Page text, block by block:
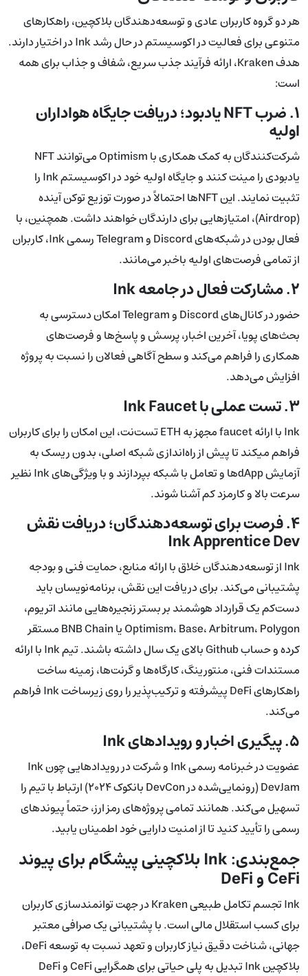
هر دو گروه کاربران عادی و توسعه‌دهندگان بلاکچین، راهکارهای
متنوعی برای فعالیت در اکوسیستم در حال رشد Ink در اختیار دارند.
هدف Kraken، ارائه فرآیند جذب سریع، شفاف و جذاب برای همه
است:
۱. ضرب NFT یادبود؛ دریافت جایگاه هواداران
اولیه
شرکت‌کنندگان به کمک همکاری با Optimism می‌توانند NFT
یادبودی را مینت کنند و جایگاه اولیه خود در اکوسیستم Ink را
تثبیت نمایند. این NFTها احتمالاً در صورت توزیع توکن آینده
(Airdrop)، امتیازهایی برای دارندگان خواهند داشت. همچنین، با
فعال بودن در شبکه‌های Discord و Telegram رسمی Ink، کاربران
از تمامی فرصت‌های اولیه باخبر می‌مانند.
۲. مشارکت فعال در جامعه Ink
حضور در کانال‌های Discord و Telegram امکان دسترسی به
بحث‌های پویا، آخرین اخبار، پرسش و پاسخ‌ها و فرصت‌های
همکاری را فراهم می‌کند و سطح آگاهی فعالان را نسبت به پروژه
افزایش می‌دهد.
۳. تست عملی با Ink Faucet
Ink با ارائه faucet مجهز به ETH تست‌نت، این امکان را برای کاربران
فراهم می‎کند تا پیش از راه‌اندازی شبکه اصلی، بدون ریسک به
آزمایش dAppها و تعامل با شبکه بپردازند و با ویژگی‌های Ink نظیر
سرعت بالا و کارمزد کم آشنا شوند.
۴. فرصت برای توسعه‌دهندگان؛ دریافت نقش
Ink Apprentice Dev
Ink از توسعه‌دهندگان خلاق با ارائه منابع، حمایت فنی و بودجه
پشتیبانی می‌کند. برای دریافت این نقش، برنامه‌نویسان باید
دست‌کم یک قرارداد هوشمند بر بستر زنجیره‌هایی مانند اتریوم،
Optimism، Base، Arbitrum، Polygon یا BNB Chain مستقر
کرده و حساب Github بالای یک سال داشته باشند. تیم Ink با ارائه
مستندات فنی، منتورینگ، کارگاه‌ها و گرنت‌ها، زمینه ساخت
راهکارهای DeFi پیشرفته و ترکیب‌پذیر را روی زیرساخت Ink فراهم
می‌کند.
۵. پیگیری اخبار و رویدادهای Ink
عضویت در خبرنامه رسمی Ink و شرکت در رویدادهایی چون Ink
DevJam (رونمایی‌شده در DevCon بانکوک ۲۰۲۴) ارتباط با تیم را
تسهیل می‌کند. همانند تمامی پروژه‌های رمز ارز، حتماً پیوندهای
رسمی را تأیید کنید تا از امنیت دارایی خود اطمینان یابید.
جمع‌بندی: Ink بلاکچینی پیشگام برای پیوند
CeFi و DeFi
Ink تجسم تکامل طبیعی Kraken در جهت توانمندسازی کاربران
برای کسب استقلال مالی است. با پشتیبانی یک صرافی معتبر
جهانی، شناخت دقیق نیاز کاربران و تعهد نسبت به توسعه DeFi،
بلاکچین Ink تبدیل به پلی حیاتی برای همگرایی CeFi و DeFi